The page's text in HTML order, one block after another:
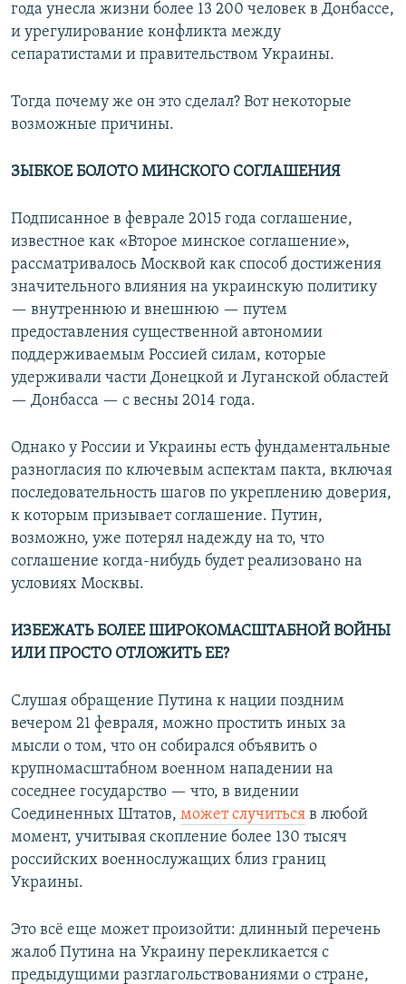
года унесла жизни более 13 200 человек в Донбассе,
и урегулирование конфликта между
сепаратистами и правительством Украины.
Тогда почему же он это сделал? Вот некоторые
возможные причины.
ЗЫБКОЕ БОЛОТО МИНСКОГО СОГЛАШЕНИЯ
Подписанное в феврале 2015 года соглашение,
известное как «Второе минское соглашение»,
рассматривалось Москвой как способ достижения
значительного влияния на украинскую политику
— внутреннюю и внешнюю — путем
предоставления существенной автономии
поддерживаемым Россией силам, которые
удерживали части Донецкой и Луганской областей
— Донбасса — с весны 2014 года.
Однако у России и Украины есть фундаментальные
разногласия по ключевым аспектам пакта, включая
последовательность шагов по укреплению доверия,
к которым призывает соглашение. Путин,
возможно, уже потерял надежду на то, что
соглашение когда-нибудь будет реализовано на
условиях Москвы.
ИЗБЕЖАТЬ БОЛЕЕ ШИРОКОМАСШТАБНОЙ ВОЙНЫ
ИЛИ ПРОСТО ОТЛОЖИТЬ ЕЕ?
Слушая обращение Путина к нации поздним
вечером 21 февраля, можно простить иных за
мысли о том, что он собирался объявить о
крупномасштабном военном нападении на
соседнее государство — что, в видении
Соединенных Штатов, может случиться в любой
момент, учитывая скопление более 130 тысяч
российских военнослужащих близ границ
Украины.
Это всё еще может произойти: длинный перечень
жалоб Путина на Украину перекликается с
предыдущими разглагольствованиями о стране,